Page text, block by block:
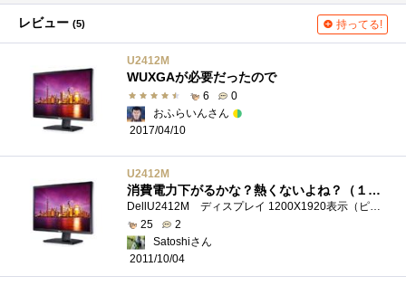
レビュー (5) 持ってる!
U2412M
WUXGAが必要だったので
6
0
おふらいんさん
2017/04/10
U2412M
消費電力下がるかな？熱くないよね？（１２Wだった）
DellU2412M ディスプレイ 1200X1920表示（ピボットで90度回転）に慣れてしまった身としては1920X1080表示の製品にはLEDバックライトで有っても触手が動...
25
2
Satoshiさん
2011/10/04